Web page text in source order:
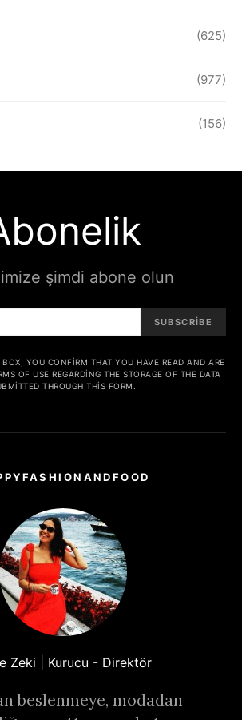
(625)
(977)
(156)
şimdi abone olun
SUBSCRIBE
YOU CONFIRM THAT YOU HAVE READ AND ARE
OF USE REGARDING THE STORAGE OF THE DATA
THROUGH THIS FORM.
Zeki | Kurucu - Direktör
beslenmeye, modadan